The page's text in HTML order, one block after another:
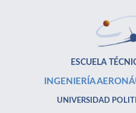
ESCUELA
INGENIERÍA
UNIVERSIDAD